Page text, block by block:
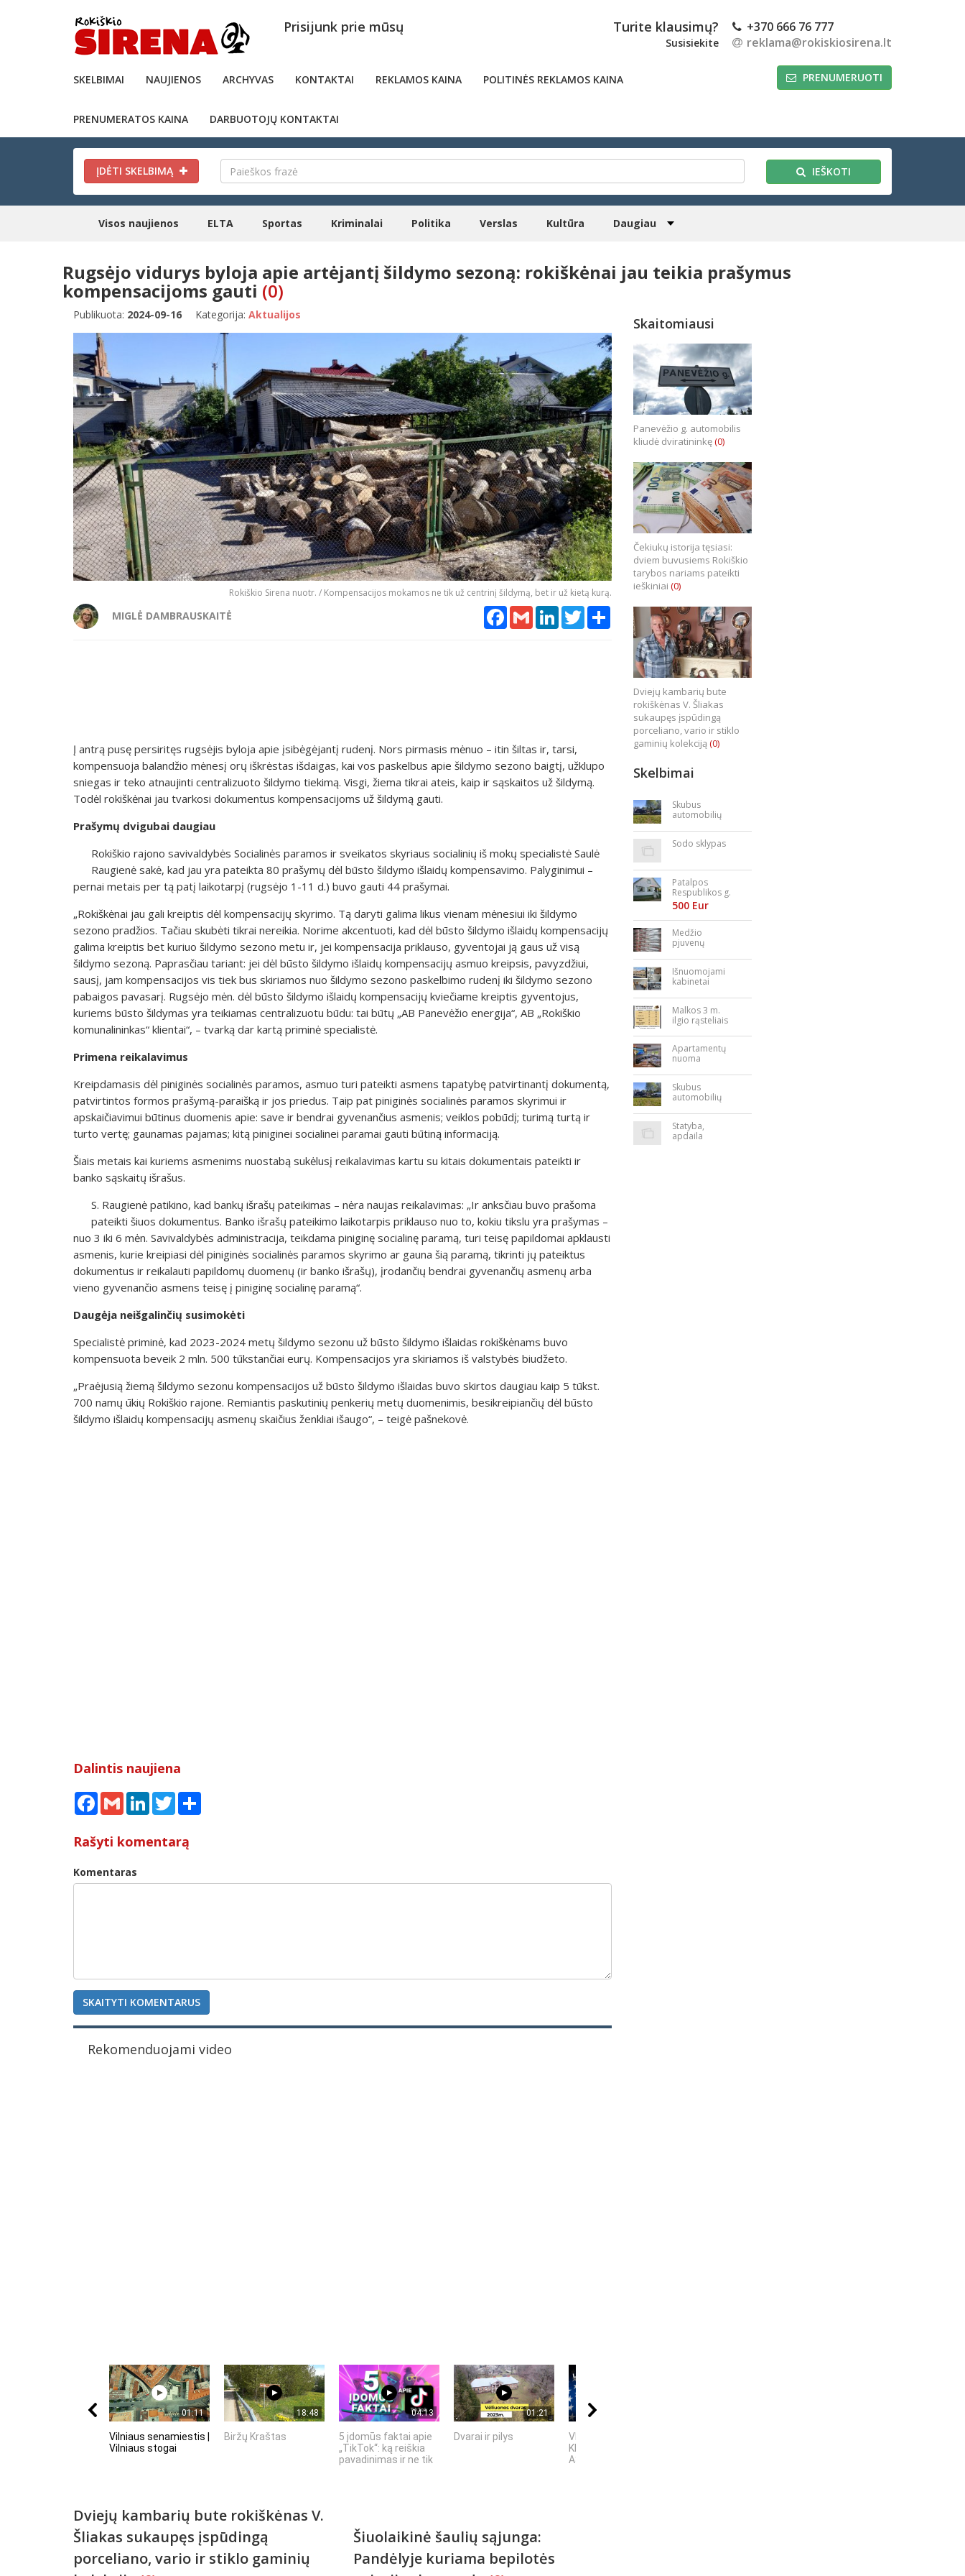
Prisijunk prie mūsų Turite klausimų?
Susisiekite
+370 666 76 777
reklama@rokiskiosirena.lt
SKELBIMAI NAUJIENOS ARCHYVAS KONTAKTAI REKLAMOS KAINA POLITINĖS REKLAMOS KAINA
PRENUMERATOS KAINA DARBUOTOJŲ KONTAKTAI
PRENUMERUOTI
ĮDĖTI SKELBIMĄ IEŠKOTI
Visos naujienos ELTA Sportas Kriminalai Politika Verslas Kultūra Daugiau
Rugsėjo vidurys byloja apie artėjantį šildymo sezoną: rokiškėnai jau teikia prašymus
kompensacijoms gauti (0)
Publikuota: 2024-09-16 Kategorija: Aktualijos
Rokiškio Sirena nuotr. / Kompensacijos mokamos ne tik už centrinį šildymą, bet ir už kietą kurą.
MIGLĖ DAMBRAUSKAITĖ Facebook
GmailLinkedInTwitterShare
Į antrą pusę persiritęs rugsėjis byloja apie įsibėgėjantį rudenį. Nors pirmasis mėnuo – itin šiltas ir, tarsi,
kompensuoja balandžio mėnesį orų iškrėstas išdaigas, kai vos paskelbus apie šildymo sezono baigtį, užklupo
sniegas ir teko atnaujinti centralizuoto šildymo tiekimą. Visgi, žiema tikrai ateis, kaip ir sąskaitos už šildymą.
Todėl rokiškėnai jau tvarkosi dokumentus kompensacijoms už šildymą gauti.
Prašymų dvigubai daugiau
Rokiškio rajono savivaldybės Socialinės paramos ir sveikatos skyriaus socialinių iš mokų specialistė Saulė
Raugienė sakė, kad jau yra pateikta 80 prašymų dėl būsto šildymo išlaidų kompensavimo. Palyginimui –
pernai metais per tą patį laikotarpį (rugsėjo 1-11 d.) buvo gauti 44 prašymai.
„Rokiškėnai jau gali kreiptis dėl kompensacijų skyrimo. Tą daryti galima likus vienam mėnesiui iki šildymo
sezono pradžios. Tačiau skubėti tikrai nereikia. Norime akcentuoti, kad dėl būsto šildymo išlaidų kompensacijų
galima kreiptis bet kuriuo šildymo sezono metu ir, jei kompensacija priklauso, gyventojai ją gaus už visą
šildymo sezoną. Paprasčiau tariant: jei dėl būsto šildymo išlaidų kompensacijų asmuo kreipsis, pavyzdžiui,
sausį, jam kompensacijos vis tiek bus skiriamos nuo šildymo sezono paskelbimo rudenį iki šildymo sezono
pabaigos pavasarį. Rugsėjo mėn. dėl būsto šildymo išlaidų kompensacijų kviečiame kreiptis gyventojus,
kuriems būsto šildymas yra teikiamas centralizuotu būdu: tai būtų „AB Panevėžio energija“, AB „Rokiškio
komunalininkas“ klientai“, – tvarką dar kartą priminė specialistė.
Primena reikalavimus
Kreipdamasis dėl piniginės socialinės paramos, asmuo turi pateikti asmens tapatybę patvirtinantį dokumentą,
patvirtintos formos prašymą-paraišką ir jos priedus. Taip pat piniginės socialinės paramos skyrimui ir
apskaičiavimui būtinus duomenis apie: save ir bendrai gyvenančius asmenis; veiklos pobūdį; turimą turtą ir
turto vertę; gaunamas pajamas; kitą piniginei socialinei paramai gauti būtiną informaciją.
Šiais metais kai kuriems asmenims nuostabą sukėlusį reikalavimas kartu su kitais dokumentais pateikti ir
banko sąskaitų išrašus.
S. Raugienė patikino, kad bankų išrašų pateikimas – nėra naujas reikalavimas: „Ir anksčiau buvo prašoma
pateikti šiuos dokumentus. Banko išrašų pateikimo laikotarpis priklauso nuo to, kokiu tikslu yra prašymas –
nuo 3 iki 6 mėn. Savivaldybės administracija, teikdama piniginę socialinę paramą, turi teisę papildomai apklausti
asmenis, kurie kreipiasi dėl piniginės socialinės paramos skyrimo ar gauna šią paramą, tikrinti jų pateiktus
dokumentus ir reikalauti papildomų duomenų (ir banko išrašų), įrodančių bendrai gyvenančių asmenų arba
vieno gyvenančio asmens teisę į piniginę socialinę paramą“.
Daugėja neišgalinčių susimokėti
Specialistė priminė, kad 2023-2024 metų šildymo sezonu už būsto šildymo išlaidas rokiškėnams buvo
kompensuota beveik 2 mln. 500 tūkstančiai eurų. Kompensacijos yra skiriamos iš valstybės biudžeto.
„Praėjusią žiemą šildymo sezonu kompensacijos už būsto šildymo išlaidas buvo skirtos daugiau kaip 5 tūkst.
700 namų ūkių Rokiškio rajone. Remiantis paskutinių penkerių metų duomenimis, besikreipiančių dėl būsto
šildymo išlaidų kompensacijų asmenų skaičius ženkliai išaugo“, – teigė pašnekovė.
Dalintis naujiena
FacebookGmail LinkedInTwitter
Rašyti komentarą
Komentaras
SKAITYTI KOMENTARUS
Rekomenduojami video
01:11
Vilniaus senamiestis |
Vilniaus stogai
18:48
Biržų Kraštas
04:13
5 įdomūs faktai apie
„TikTok“: ką reiškia
pavadinimas ir ne tik
01:21
Dvarai ir pilys
VIENINTELIS LIETUVIŲ
KILMĖS NASA
ASTRONAUTAS
Dviejų kambarių bute rokiškėnas V.
Šliakas sukaupęs įspūdingą
porceliano, vario ir stiklo gaminių
Šiuolaikinė šaulių sąjunga:
Pandėlyje kuriama bepilotės
Skaitomiausi
Panevėžio g. automobilis
kliudė dviratininkę(0)
Čekiukų istorija tęsiasi:
dviem buvusiems Rokiškio
tarybos nariams pateikti
ieškiniai (0)
Dviejų kambarių bute
rokiškėnas V. Šliakas
sukaupęs įspūdingą
porceliano, vario ir stiklo
gaminių kolekciją (0)
Skelbimai
Skubus
automobilių
Sodo sklypas
Patalpos
Respublikos g.
23
500 Eur
Medžio
pjuvenų
briketai
Išnuomojami
kabinetai
bės aikštėje
Malkos 3 m.
ilgio rąsteliais
Apartamentų
nuoma
Skubus
automobilių
Statyba,
apdaila